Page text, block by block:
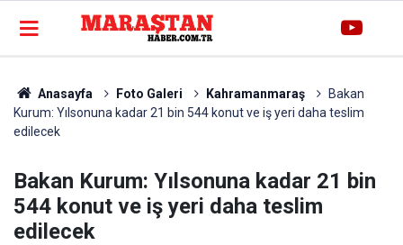
Anasayfa Foto Galeri Kahramanmaraş
Bakan
Kurum: Yılsonuna kadar 21 bin 544 konut ve iş yeri daha teslim
edilecek
Bakan Kurum: Yılsonuna kadar 21 bin
544 konut ve iş yeri daha teslim
edilecek